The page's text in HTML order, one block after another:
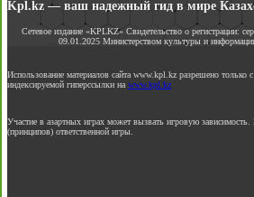
Kpl.kz — ваш надежный гид в мире
Сетевое издание «KPLKZ» Свидетельство о регистрации:
09.01.2025 Министерством культуры и
Использование материалов сайта www.kpl.kz разрешено только
индексируемой гиперссылки на www.kpl.kz
Участие в азартных играх может вызвать игровую
(принципов) ответственной игры.